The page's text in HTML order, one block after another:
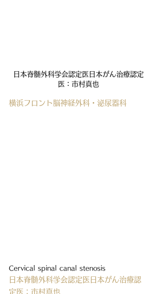
日本脊髄外科学会認定医日本がん治療認定
医：市村真也
横浜フロント脳神経外科・泌尿器科
Cervical spinal canal stenosis
日本脊髄外科学会認定医日本がん治療認
定医：市村真也